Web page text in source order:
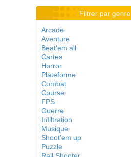
Filtrer par genre
Arcade
Aventure
Beat'em all
Cartes
Horror
Plateforme
Combat
Course
FPS
Guerre
Infiltration
Musique
Shoot'em up
Puzzle